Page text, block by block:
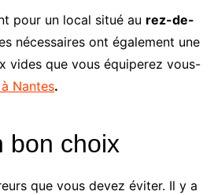
pour un local situé au rez-de-
nécessaires ont également une
vides que vous équiperez vous-
Nantes.
bon choix
que vous devez éviter. Il y a